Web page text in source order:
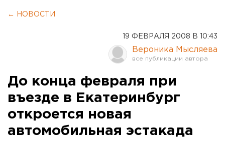
← НОВОСТИ
19 ФЕВРАЛЯ 2008 В 10:43
Вероника Мысляева
До конца февраля при
въезде в Екатеринбург
откроется новая
автомобильная эстакада